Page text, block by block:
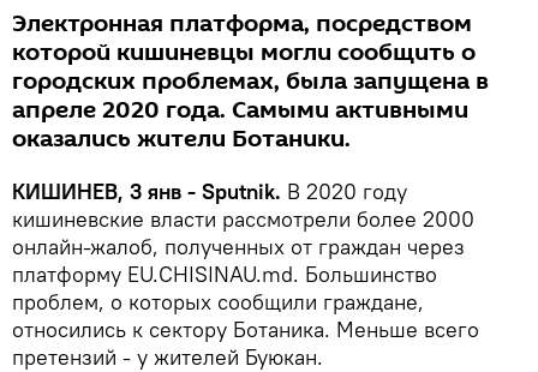
Электронная платформа, посредством
которой кишиневцы могли сообщить о
городских проблемах, была запущена в
апреле 2020 года. Самыми активными
оказались жители Ботаники.
КИШИНЕВ, 3 янв - Sputnik. В 2020 году
кишиневские власти рассмотрели более 2000
онлайн-жалоб, полученных от граждан через
платформу EU.CHISINAU.md. Большинство
проблем, о которых сообщили граждане,
относились к сектору Ботаника. Меньше всего
претензий - у жителей Буюкан.